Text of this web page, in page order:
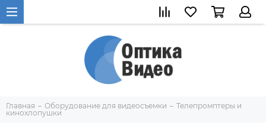
Главная Оборудование для видеосъемки
Телепромптеры и
кинохлопушки